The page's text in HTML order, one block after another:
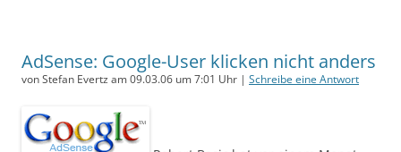
AdSense: Google-User klicken nicht anders
von Stefan Evertz am 09.03.06 um 7:01 Uhr | Schreibe eine Antwort